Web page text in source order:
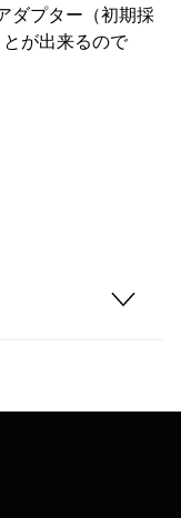
ダプター（初期採
が出来るので